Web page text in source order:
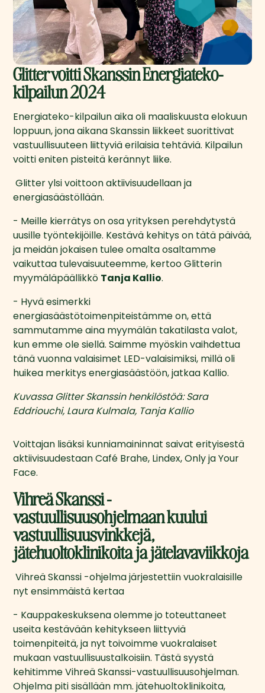
Glitter voitti Skanssin Energiateko-
kilpailun 2024
Energiateko-kilpailun aika oli maaliskuusta elokuun
loppuun, jona aikana Skanssin liikkeet suorittivat
vastuullisuuteen liittyviä erilaisia tehtäviä. Kilpailun
voitti eniten pisteitä kerännyt liike.
Glitter ylsi voittoon aktiivisuudellaan ja
energiasäästöllään.
- Meille kierrätys on osa yrityksen perehdytystä
uusille työntekijöille. Kestävä kehitys on tätä päivää,
ja meidän jokaisen tulee omalta osaltamme
vaikuttaa tulevaisuuteemme, kertoo Glitterin
myymäläpäällikkö Tanja Kallio.
- Hyvä esimerkki
energiasäästötoimenpiteistämme on, että
sammutamme aina myymälän takatilasta valot,
kun emme ole siellä. Saimme myöskin vaihdettua
tänä vuonna valaisimet LED-valaisimiksi, millä oli
huikea merkitys energiasäästöön, jatkaa Kallio.
Kuvassa Glitter Skanssin henkilöstöä: Sara
Eddriouchi, Laura Kulmala, Tanja Kallio
Voittajan lisäksi kunniamaininnat saivat erityisestä
aktiivisuudestaan Café Brahe, Lindex, Only ja Your
Face.
Vihreä Skanssi -
vastuullisuusohjelmaan kuului
vastuullisuusvinkkejä,
jätehuoltoklinikoita ja jätelavaviikkoja
Vihreä Skanssi -ohjelma järjestettiin vuokralaisille
nyt ensimmäistä kertaa
- Kauppakeskuksena olemme jo toteuttaneet
useita kestävään kehitykseen liittyviä
toimenpiteitä, ja nyt toivoimme vuokralaiset
mukaan vastuullisuustalkoisiin. Tästä syystä
kehitimme Vihreä Skanssi-vastuullisuusohjelman.
Ohjelma piti sisällään mm. jätehuoltoklinikoita,